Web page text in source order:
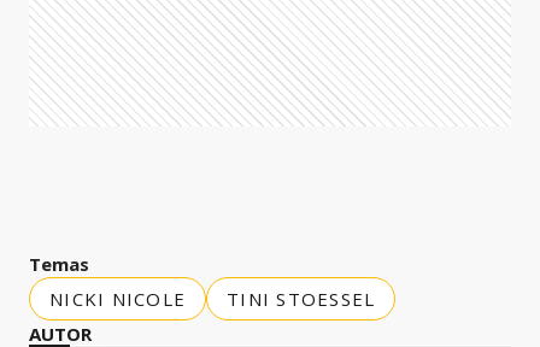
Temas
NICKI NICOLE
TINI STOESSEL
AUTOR